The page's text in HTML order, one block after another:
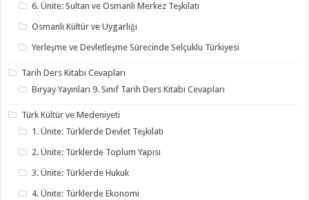
6. Ünite: Sultan ve Osmanlı Merkez Teşkilatı
Osmanlı Kültür ve Uygarlığı
Yerleşme ve Devletleşme Sürecinde Selçuklu Türkiyesi
Tarih Ders Kitabı Cevapları
Biryay Yayınları 9. Sınıf Tarih Ders Kitabı Cevapları
Türk Kültür ve Medeniyeti
1. Ünite: Türklerde Devlet Teşkilatı
2. Ünite: Türklerde Toplum Yapısı
3. Ünite: Türklerde Hukuk
4. Ünite: Türklerde Ekonomi